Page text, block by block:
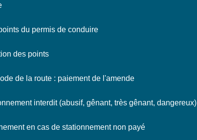
du permis de conduire
des points
de la route : paiement de l'amende
interdit (abusif, gênant, très gênant, dangereux)
en cas de stationnement non payé